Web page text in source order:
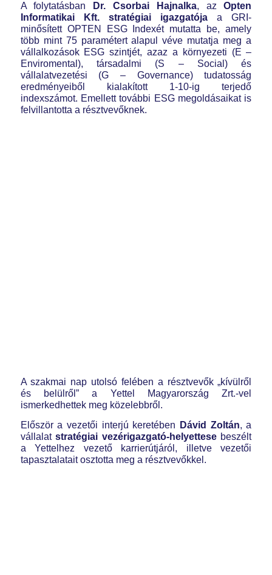
A folytatásban Dr. Csorbai Hajnalka, azOpten
Informatikai Kft. stratégiai igazgatója a GRI-
minősített OPTEN ESG Indexét mutatta be, amely
több mint 75 paramétert alapul véve mutatja meg a
vállalkozások ESG szintjét, azaz a környezeti (E –
Enviromental), társadalmi (S – Social) és
vállalatvezetési (G – Governance) tudatosság
eredményeiből kialakított 1-10-ig terjedő
indexszámot. Emellett további ESG megoldásaikat is
felvillantotta a résztvevőknek.
A szakmai nap utolsó felében a résztvevők „kívülről
és belülről” a Yettel Magyarország Zrt.-vel
ismerkedhettek meg közelebbről.
Először a vezetői interjú keretében
Dávid Zoltán, a
vállalatstratégiai vezérigazgató-helyettesebeszélt
a Yettelhez vezető karrierútjáról, illetve vezetői
tapasztalatait osztotta meg a résztvevőkkel.